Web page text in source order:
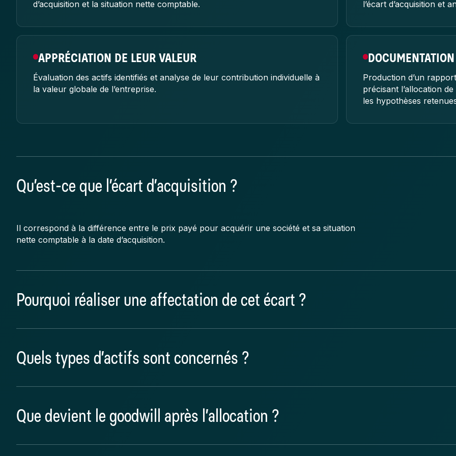
d’acquisition et la situation nette comptable. l’écart d’acquisition et
APPRÉCIATION DE LEUR VALEUR
Évaluation des actifs identifiés et analyse de leur contribution individuelle à
la valeur globale de l’entreprise.
Production d’un
précisant l’allocation
les hypothèses
Qu’est-ce que l’écart d’acquisition ?
Il correspond à la différence entre le prix payé pour acquérir une société et sa situation
nette comptable à la date d’acquisition.
Pourquoi réaliser une affectation de cet écart ?
conformément aux normes de consolidation.
Quels types d’actifs sont concernés ?
acquise.
Que devient le goodwill après l’allocation ?